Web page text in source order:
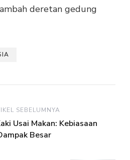
deretan gedung
SEBELUMNYA
Usai Makan: Kebiasaan
Besar